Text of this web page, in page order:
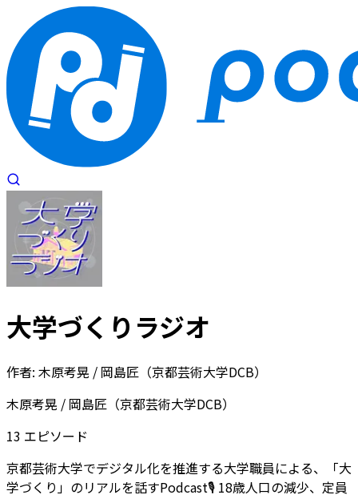
大学づくりラジオ
作者: 木原考晃 / 岡島匠（京都芸術大学DCB）
木原考晃 / 岡島匠（京都芸術大学DCB）
13 エピソード
京都芸術大学でデジタル化を推進する大学職員による、「大
学づくり」のリアルを話すPodcast🎙️ 18歳人口の減少、定員